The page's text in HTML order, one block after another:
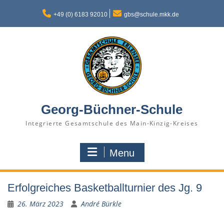
content
+49 (0) 6183 92010 gbs@schule.mkk.de
Georg-Büchner-Schule
Integrierte Gesamtschule des Main-Kinzig-Kreises
Menu
Erfolgreiches Basketballturnier des Jg. 9
26. März 2023 André Bürkle